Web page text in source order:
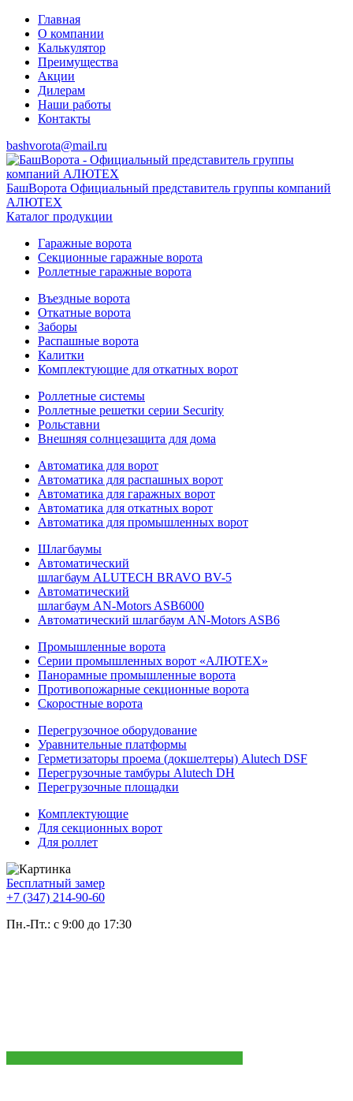
Главная
О компании
Калькулятор
Преимущества
Акции
Дилерам
Наши работы
Контакты
bashvorota@mail.ru
БашВорота Официальный представитель группы компаний
АЛЮТЕХ
Каталог продукции
Гаражные ворота
Секционные гаражные ворота
Роллетные гаражные ворота
Въездные ворота
Откатные ворота
Заборы
Распашные ворота
Калитки
Комплектующие для откатных ворот
Роллетные системы
Роллетные решетки серии Security
Рольставни
Внешняя солнцезащита для дома
Автоматика для ворот
Автоматика для распашных ворот
Автоматика для гаражных ворот
Автоматика для откатных ворот
Автоматика для промышленных ворот
Шлагбаумы
Автоматический
шлагбаум ALUTECH BRAVO BV-5
Автоматический
шлагбаум AN-Motors ASB6000
Автоматический шлагбаум AN-Motors ASB6
Промышленные ворота
Серии промышленных ворот «АЛЮТЕХ»
Панорамные промышленные ворота
Противопожарные секционные ворота
Скоростные ворота
Перегрузочное оборудование
Уравнительные платформы
Герметизаторы проема (докшелтеры) Alutech DSF
Перегрузочные тамбуры Alutech DH
Перегрузочные площадки
Комплектующие
Для секционных ворот
Для роллет
Бесплатный замер
+7 (347) 214-90-60
Пн.-Пт.: с 9:00 до 17:30